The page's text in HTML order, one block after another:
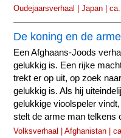
Oudejaarsverhaal | Japan |
De koning en de
Een Afghaans-Joods
gelukkig is. Een rijke
trekt er op uit, op zoek
gelukkig is. Als hij
gelukkige vioolspeler
stelt de arme man telkens
Volksverhaal | Afghanistan |